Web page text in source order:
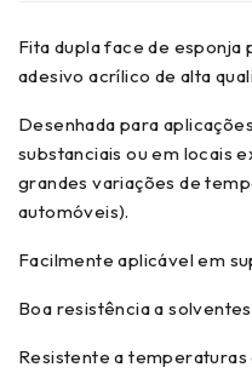
Fita dupla face de
adesivo acrílico de alta
Desenhada para
substanciais ou em locais
grandes variações de
automóveis).
Facilmente aplicável em
Boa resistência a
Resistente a temperaturas